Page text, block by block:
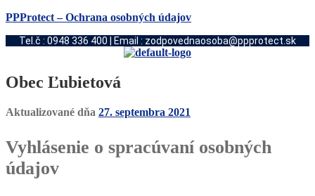
PPProtect – Ochrana osobných údajov
Tel.č : 0948 336 400 | Email : zodpovednaosoba@ppprotect.sk
Obec Ľubietová
Aktualizované dňa 27. septembra 2021
Vyhlásenie o spracúvaní osobných
údajov